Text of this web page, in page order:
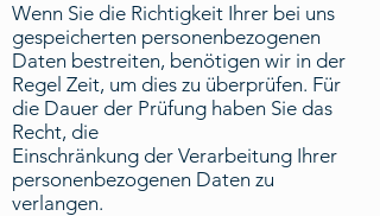
Wenn Sie die Richtigkeit Ihrer bei uns
gespeicherten personenbezogenen
Daten bestreiten, benötigen wir in der
Regel Zeit, um dies zu überprüfen. Für
die Dauer der Prüfung haben Sie das
Recht, die
Einschränkung der Verarbeitung Ihrer
personenbezogenen Daten zu
verlangen.